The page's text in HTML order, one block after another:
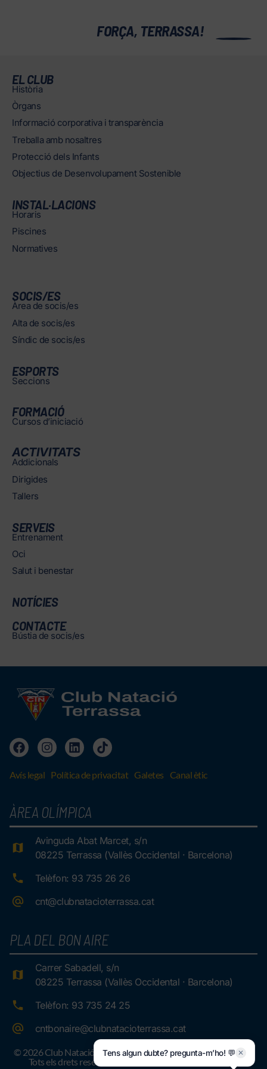
FORÇA, TERRASSA!
EL CLUB
Història
Òrgans
Informació corporativa i transparència
Treballa amb nosaltres
Protecció dels Infants
Objectius de Desenvolupament Sostenible
INSTAL·LACIONS
Horaris
Piscines
Normatives
SOCIS/ES
Àrea de socis/es
Alta de socis/es
Síndic de socis/es
ESPORTS
Seccions
FORMACIÓ
Cursos d’iniciació
ACTIVITATS
Addicionals
Dirigides
Tallers
SERVEIS
Entrenament
Oci
Salut i benestar
NOTÍCIES
CONTACTE
Bústia de socis/es
Avís legal Política de privacitat Galetes Canal ètic
ÀREA OLÍMPICA
Avinguda Abat Marcet, s/n
08225 Terrassa (Vallès Occidental · Barcelona)
Telèfon: 93 735 26 26
cnt@clubnatacioterrassa.cat
PLA DEL BON AIRE
Carrer Sabadell, s/n
08225 Terrassa (Vallès Occidental · Barcelona)
Telèfon: 93 735 24 25
cntbonaire@clubnatacioterrassa.cat
© 2026 Club Natació Terrassa.
Tots els drets reservats
Tens algun dubte? pregunta-m’ho! 💬 ✕